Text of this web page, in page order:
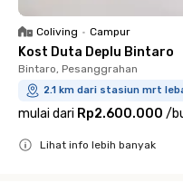
Coliving • Campur
Kost Duta Deplu Bintaro
Bintaro, Pesanggrahan
2.1 km dari stasiun mrt
mulai dari Rp2.600.000 /
Lihat info lebih banyak